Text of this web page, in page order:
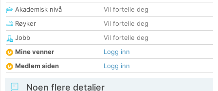
Akademisk nivå
Vil fortelle deg
Røyker
Vil fortelle deg
Jobb
Vil fortelle deg
Mine venner
Logg inn
Medlem siden
Logg inn
Noen flere detaljer